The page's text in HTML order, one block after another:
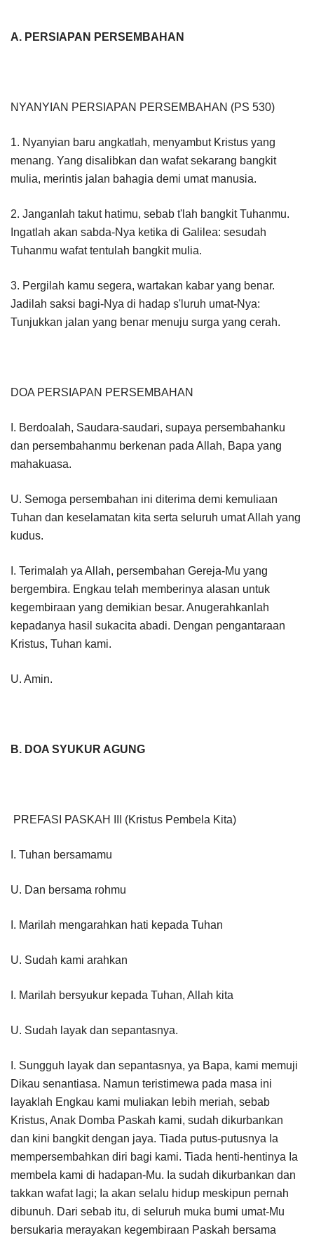
A. PERSIAPAN PERSEMBAHAN
NYANYIAN PERSIAPAN PERSEMBAHAN (PS 530)
1. Nyanyian baru angkatlah, menyambut Kristus yang
menang. Yang disalibkan dan wafat sekarang bangkit
mulia, merintis jalan bahagia demi umat manusia.
2. Janganlah takut hatimu, sebab t'lah bangkit Tuhanmu.
Ingatlah akan sabda-Nya ketika di Galilea: sesudah
Tuhanmu wafat tentulah bangkit mulia.
3. Pergilah kamu segera, wartakan kabar yang benar.
Jadilah saksi bagi-Nya di hadap s'luruh umat-Nya:
Tunjukkan jalan yang benar menuju surga yang cerah.
DOA PERSIAPAN PERSEMBAHAN
I. Berdoalah, Saudara-saudari, supaya persembahanku
dan persembahanmu berkenan pada Allah, Bapa yang
mahakuasa.
U. Semoga persembahan ini diterima demi kemuliaan
Tuhan dan keselamatan kita serta seluruh umat Allah yang
kudus.
I. Terimalah ya Allah, persembahan Gereja-Mu yang
bergembira. Engkau telah memberinya alasan untuk
kegembiraan yang demikian besar. Anugerahkanlah
kepadanya hasil sukacita abadi. Dengan pengantaraan
Kristus, Tuhan kami.
U. Amin.
B. DOA SYUKUR AGUNG
PREFASI PASKAH III (Kristus Pembela Kita)
I. Tuhan bersamamu
U. Dan bersama rohmu
I. Marilah mengarahkan hati kepada Tuhan
U. Sudah kami arahkan
I. Marilah bersyukur kepada Tuhan, Allah kita
U. Sudah layak dan sepantasnya.
I. Sungguh layak dan sepantasnya, ya Bapa, kami memuji
Dikau senantiasa. Namun teristimewa pada masa ini
layaklah Engkau kami muliakan lebih meriah, sebab
Kristus, Anak Domba Paskah kami, sudah dikurbankan
dan kini bangkit dengan jaya. Tiada putus-putusnya Ia
mempersembahkan diri bagi kami. Tiada henti-hentinya Ia
membela kami di hadapan-Mu. Ia sudah dikurbankan dan
takkan wafat lagi; Ia akan selalu hidup meskipun pernah
dibunuh. Dari sebab itu, di seluruh muka bumi umat-Mu
bersukaria merayakan kegembiraan Paskah bersama